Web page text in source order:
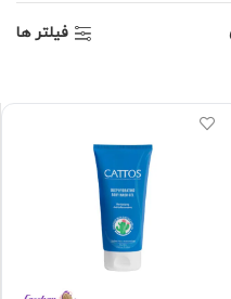
فیلتر ها